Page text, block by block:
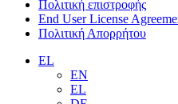
Πολιτική επιστροφής
End User License
Πολιτική Απορρήτου
EL
EN
EL